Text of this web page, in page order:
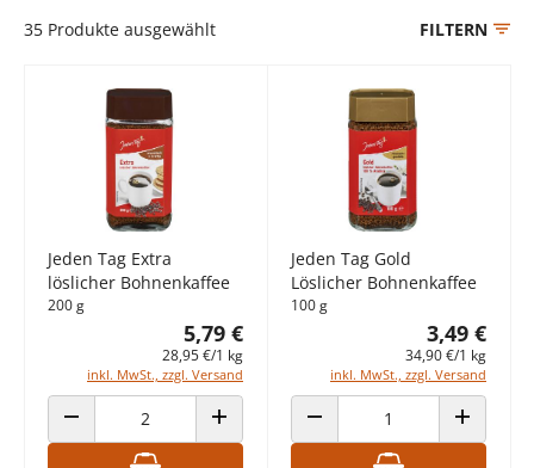
35 Produkte ausgewählt FILTERN
Jeden Tag Extra
löslicher Bohnenkaffee
200 g
5,79 €
28,95 €/1 kg
inkl. MwSt., zzgl. Versand
ANZAHL VERRINGERN ANZAHL ERHÖHEN
Jeden Tag Gold
Löslicher Bohnenkaffee
100 g
3,49 €
34,90 €/1 kg
inkl. MwSt., zzgl. Versand
ANZAHL VERRINGERN ANZAHL